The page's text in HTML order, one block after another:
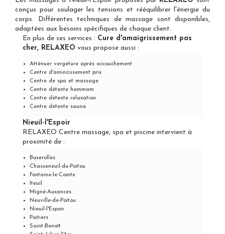
conçus pour soulager les tensions et rééquilibrer l'énergie du
corps. Différentes techniques de massage sont disponibles,
adaptées aux besoins spécifiques de chaque client.
En plus de ses services : Cure d'amaigrissement pas
cher, RELAXEO vous propose aussi :
Atténuer vergeture après accouchement
Centre d'amincissement prix
Centre de spa et massage
Centre détente hammam
Centre détente relaxation
Centre détente sauna
Nieuil-l'Espoir
RELAXEO Centre massage, spa et piscine intervient à
proximité de :
Buxerolles
Chasseneuil-du-Poitou
Fontaine-le-Comte
Iteuil
Migné-Auxances
Neuville-de-Poitou
Nieuil-l'Espoir
Poitiers
Saint-Benoît